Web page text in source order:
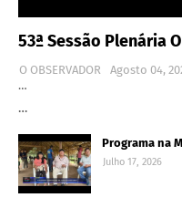
53ª Sessão Plenária
O OBSERVADOR
Agosto 04,
…
…
Programa na
Julho 17, 2026